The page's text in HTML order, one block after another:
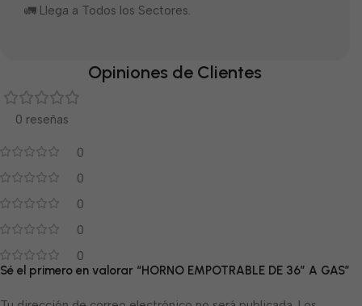
🚛 Llega a Todos los Sectores.
Opiniones de Clientes
0 reseñas
0
0
0
0
0
Sé el primero en valorar “HORNO EMPOTRABLE DE 36″ A GAS”